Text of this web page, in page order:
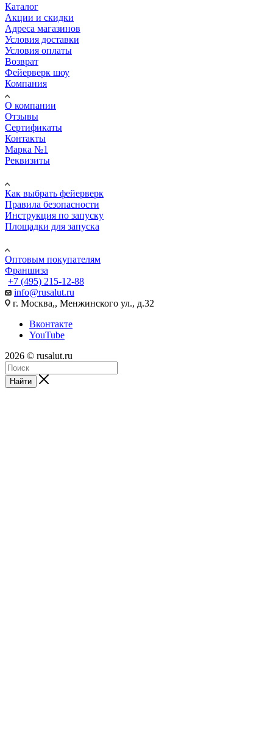
Каталог
Акции и скидки
Адреса магазинов
Условия доставки
Условия оплаты
Возврат
Фейерверк шоу
Компания
О компании
Отзывы
Сертификаты
Контакты
Марка №1
Реквизиты
Как выбрать фейерверк
Правила безопасности
Инструкция по запуску
Площадки для запуска
Оптовым покупателям
Франшиза
+7 (495) 215-12-88
info@rusalut.ru
г. Москва,, Менжинского ул., д.32
Вконтакте
YouTube
2026 © rusalut.ru
Найти